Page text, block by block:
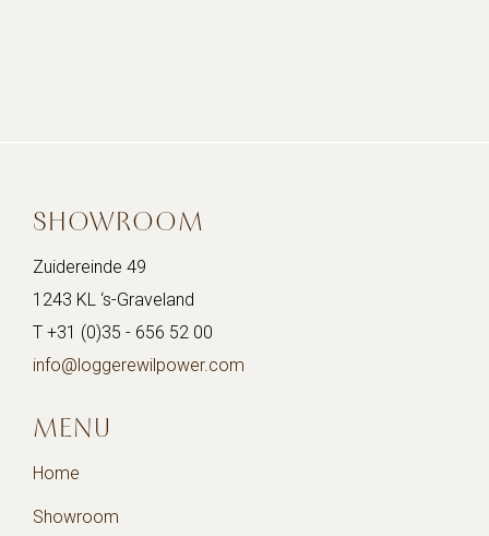
SHOWROOM
Zuidereinde 49
1243 KL ‘s-Graveland
T +31 (0)35 - 656 52 00
info@loggerewilpower.com
MENU
Home
Showroom